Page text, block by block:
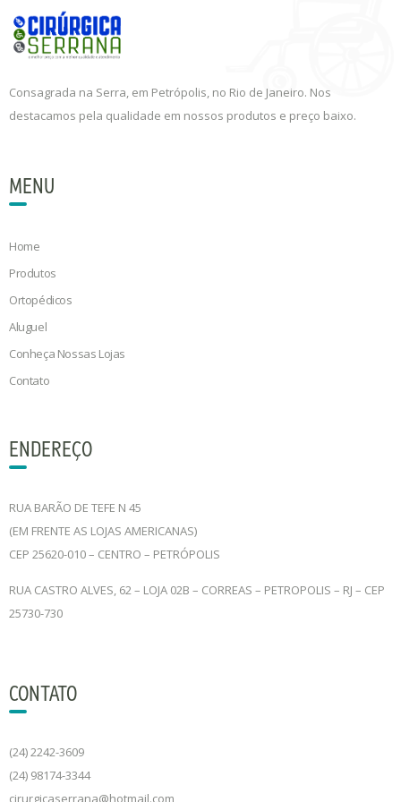
Consagrada na Serra, em Petrópolis, no Rio de Janeiro. Nos
destacamos pela qualidade em nossos produtos e preço baixo.
MENU
Home
Produtos
Ortopédicos
Aluguel
Conheça Nossas Lojas
Contato
ENDEREÇO
RUA BARÃO DE TEFE N 45
(EM FRENTE AS LOJAS AMERICANAS)
CEP 25620-010 – CENTRO – PETRÓPOLIS
RUA CASTRO ALVES, 62 – LOJA 02B – CORREAS – PETROPOLIS – RJ – CEP
25730-730
CONTATO
(24) 2242-3609
(24) 98174-3344
cirurgicaserrana@hotmail.com